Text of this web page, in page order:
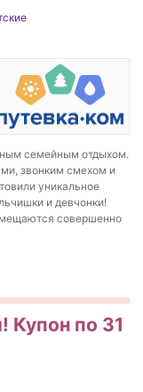
семейным отдыхом.
звонким смехом и
уникальное
и девчонки!
совершенно
Купон по 31